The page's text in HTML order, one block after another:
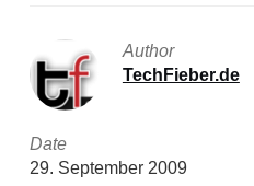
Author
TechFieber.de
Date
29. September 2009